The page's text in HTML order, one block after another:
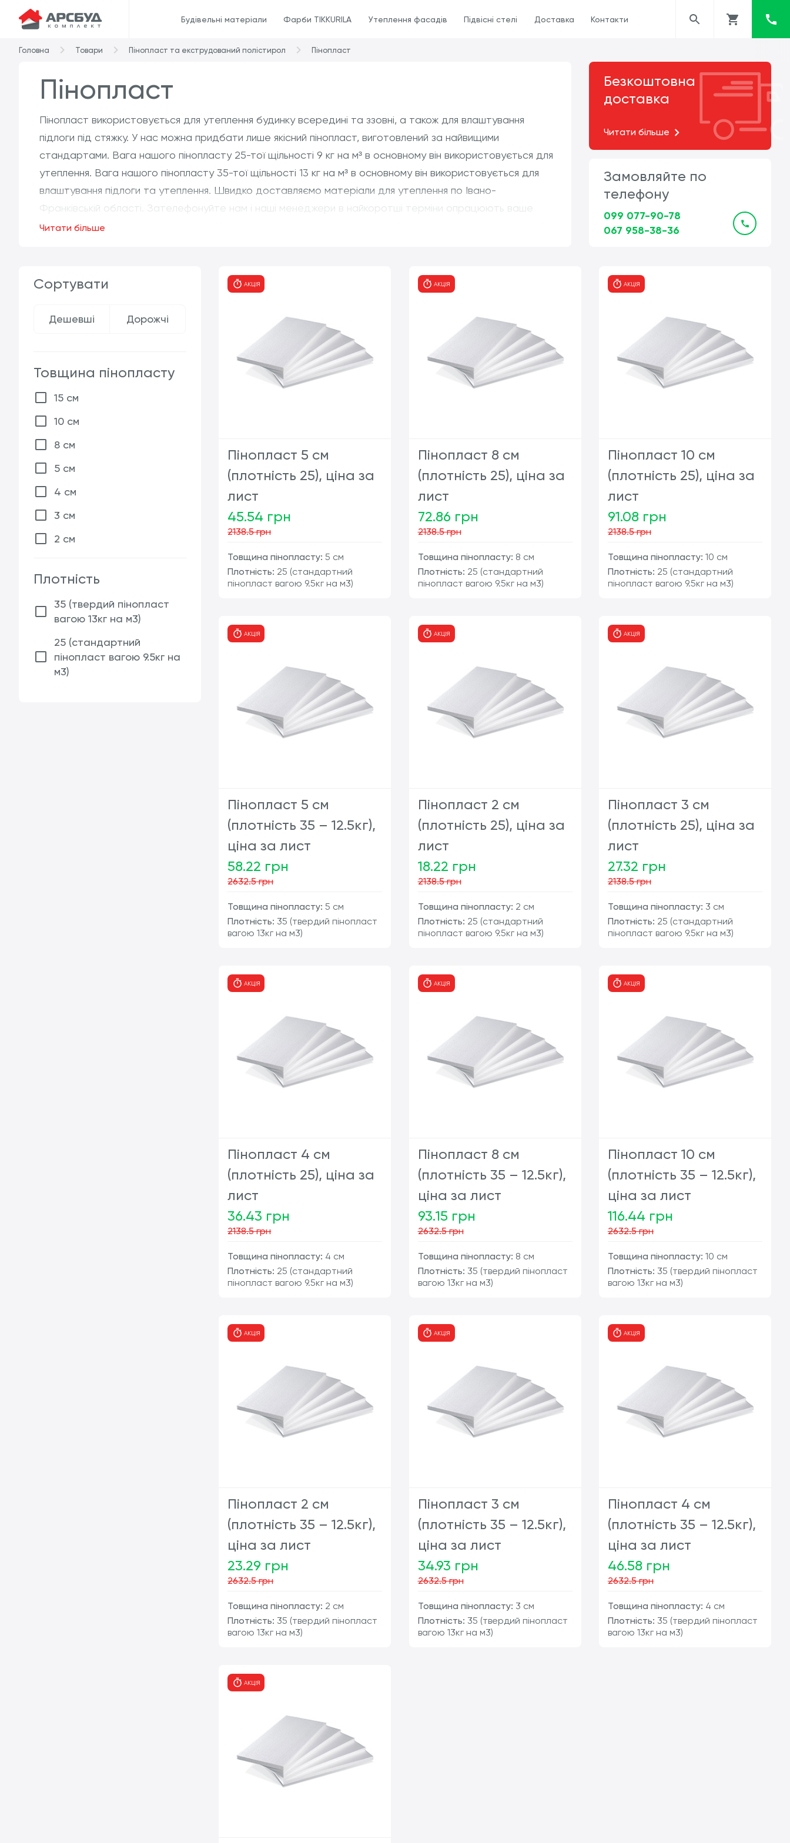
Будівельні матеріали Фарби TIKKURILA Утеплення фасадів Підвісні стелі Доставка Контакти
Головна Товари Пінопласт та екструдований полістирол Пінопласт
Пінопласт
Пінопласт використовується для утеплення будинку всередині та ззовні, а також для влаштування
підлоги під стяжку. У нас можна придбати лише якісний пінопласт, виготовлений за найвищими
стандартами. Вага нашого пінопласту 25-тої щільності 9 кг на м³ в основному він використовується для
утеплення. Вага нашого пінопласту 35-тої щільності 13 кг на м³ в основному він використовується для
влаштування підлоги та утеплення. Швидко доставляємо матеріали для утеплення по Івано-
Франківській області. Зателефонуйте нам і наші менеджери в найкоротші терміни опрацюють ваше
замовлення.
Читати більше
Безкоштовна
доставка
Читати більше
Замовляйте по
телефону
099 077-90-78
067 958-38-36
Сортувати
Дешевші Дорожчі
Товщина пінопласту
15 см
10 см
8 см
5 см
4 см
3 см
2 см
Плотність
35 (твердий пінопласт
вагою 13кг на м3)
25 (стандартний
пінопласт вагою 9.5кг на
м3)
АКЦІЯ
Пінопласт 5 см
(плотність 25), ціна за
лист
45.54 грн
2138.5 грн
Товщина пінопласту: 5 см
Плотність: 25 (стандартний
пінопласт вагою 9.5кг на м3)
АКЦІЯ
Пінопласт 8 см
(плотність 25), ціна за
лист
72.86 грн
2138.5 грн
Товщина пінопласту: 8 см
Плотність: 25 (стандартний
пінопласт вагою 9.5кг на м3)
АКЦІЯ
Пінопласт 10 см
(плотність 25), ціна за
лист
91.08 грн
2138.5 грн
Товщина пінопласту: 10 см
Плотність: 25 (стандартний
пінопласт вагою 9.5кг на м3)
АКЦІЯ
Пінопласт 5 см
(плотність 35 – 12.5кг),
ціна за лист
58.22 грн
2632.5 грн
Товщина пінопласту: 5 см
Плотність: 35 (твердий пінопласт
вагою 13кг на м3)
АКЦІЯ
Пінопласт 2 см
(плотність 25), ціна за
лист
18.22 грн
2138.5 грн
Товщина пінопласту: 2 см
Плотність: 25 (стандартний
пінопласт вагою 9.5кг на м3)
АКЦІЯ
Пінопласт 3 см
(плотність 25), ціна за
лист
27.32 грн
2138.5 грн
Товщина пінопласту: 3 см
Плотність: 25 (стандартний
пінопласт вагою 9.5кг на м3)
АКЦІЯ
Пінопласт 4 см
(плотність 25), ціна за
лист
36.43 грн
2138.5 грн
Товщина пінопласту: 4 см
Плотність: 25 (стандартний
пінопласт вагою 9.5кг на м3)
АКЦІЯ
Пінопласт 8 см
(плотність 35 – 12.5кг),
ціна за лист
93.15 грн
2632.5 грн
Товщина пінопласту: 8 см
Плотність: 35 (твердий пінопласт
вагою 13кг на м3)
АКЦІЯ
Пінопласт 10 см
(плотність 35 – 12.5кг),
ціна за лист
116.44 грн
2632.5 грн
Товщина пінопласту: 10 см
Плотність: 35 (твердий пінопласт
вагою 13кг на м3)
АКЦІЯ
Пінопласт 2 см
(плотність 35 – 12.5кг),
ціна за лист
23.29 грн
2632.5 грн
Товщина пінопласту: 2 см
Плотність: 35 (твердий пінопласт
вагою 13кг на м3)
АКЦІЯ
Пінопласт 3 см
(плотність 35 – 12.5кг),
ціна за лист
34.93 грн
2632.5 грн
Товщина пінопласту: 3 см
Плотність: 35 (твердий пінопласт
вагою 13кг на м3)
АКЦІЯ
Пінопласт 4 см
(плотність 35 – 12.5кг),
ціна за лист
46.58 грн
2632.5 грн
Товщина пінопласту: 4 см
Плотність: 35 (твердий пінопласт
вагою 13кг на м3)
АКЦІЯ